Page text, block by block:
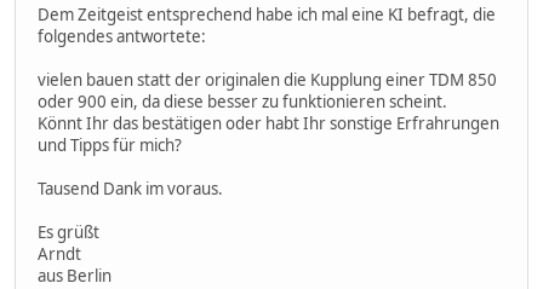
Dem Zeitgeist entsprechend habe ich mal eine KI befragt, die
folgendes antwortete:
vielen bauen statt der originalen die Kupplung einer TDM 850
oder 900 ein, da diese besser zu funktionieren scheint.
Könnt Ihr das bestätigen oder habt Ihr sonstige Erfrahrungen
und Tipps für mich?
Tausend Dank im voraus.
Es grüßt
Arndt
aus Berlin